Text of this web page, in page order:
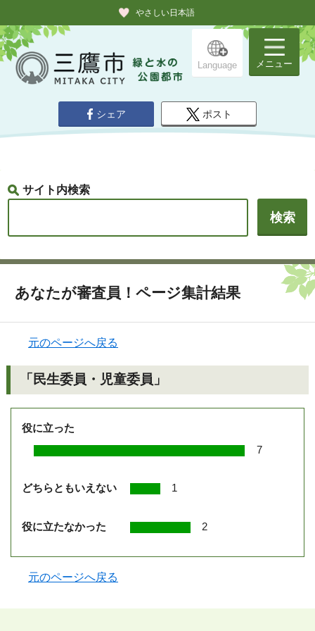
やさしい日本語
Language メニュー
シェア ポスト
サイト内検索
あなたが審査員！ページ集計結果
元のページへ戻る
「民生委員・児童委員」
役に立った
7
どちらともいえない 1
役に立たなかった 2
元のページへ戻る